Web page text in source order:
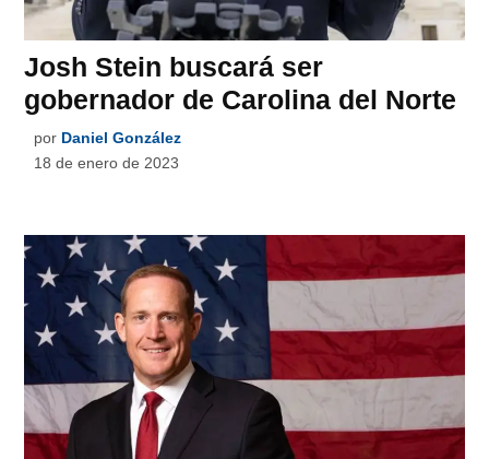
Josh Stein buscará ser
gobernador de Carolina del Norte
por Daniel González
18 de enero de 2023